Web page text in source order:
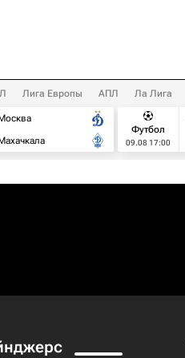
Лига Европы АПЛ Ла Лига
Футбол
09.08 17:00